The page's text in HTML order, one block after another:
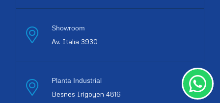
Showroom
Av. Italia 3930
Planta Industrial
Besnes Irigoyen 4816